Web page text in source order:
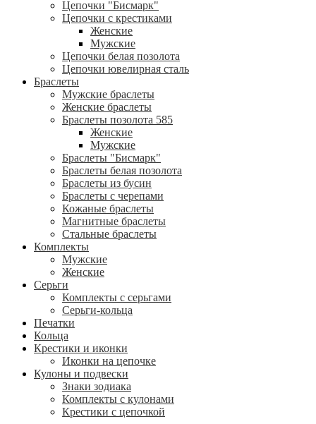
Цепочки "Бисмарк"
Цепочки с крестиками
Женские
Мужские
Цепочки белая позолота
Цепочки ювелирная сталь
Браслеты
Мужские браслеты
Женские браслеты
Браслеты позолота 585
Женские
Мужские
Браслеты "Бисмарк"
Браслеты белая позолота
Браслеты из бусин
Браслеты с черепами
Кожаные браслеты
Магнитные браслеты
Стальные браслеты
Комплекты
Мужские
Женские
Серьги
Комплекты с серьгами
Серьги-кольца
Печатки
Кольца
Крестики и иконки
Иконки на цепочке
Кулоны и подвески
Знаки зодиака
Комплекты с кулонами
Крестики с цепочкой